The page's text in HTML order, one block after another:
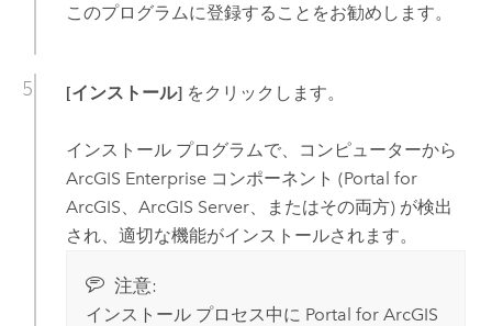
このプログラムに登録することをお勧めします。
[インストール]をクリックします。
インストール プログラムで、コンピューターから
ArcGIS Enterpriseコンポーネント (Portal for
ArcGIS、 ArcGIS Server、またはその両方) が検出
され、適切な機能がインストールされます。
注意:
インストール プロセス中に Portal for ArcGIS